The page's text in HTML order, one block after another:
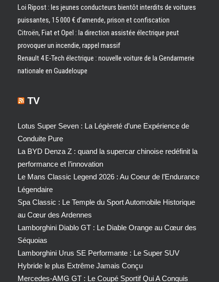
Loi Ripost : les jeunes conducteurs bientôt interdits de voitures
puissantes, 15 000 € d’amende, prison et confiscation
Citroën, Fiat et Opel : la direction assistée électrique peut
provoquer un incendie, rappel massif
Renault 4 E-Tech électrique : nouvelle voiture de la Gendarmerie
nationale en Guadeloupe
TV
Lotus Super Seven : La Légèreté d’une Expérience de
Conduite Pure
La BYD Denza Z : quand la supercar chinoise redéfinit la
performance et l’innovation
Le Mans Classic Legend 2026 : Au Coeur de l’Endurance
Légendaire
Spa Classic : Le Temple du Sport Automobile Historique
au Cœur des Ardennes
Lamborghini Diablo GT : Le Diable Orange au Cœur des
Séquoias
Lamborghini Urus SE Performante : Le Super SUV
Hybride le plus Extrême Jamais Conçu
Mercedes-AMG GT : Le Coupé Sportif Qui A Conquis